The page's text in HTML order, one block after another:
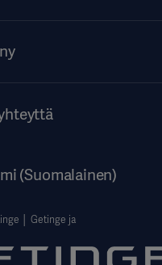
Policy
disclaimer
(Suomalainen)
│ Getinge ja